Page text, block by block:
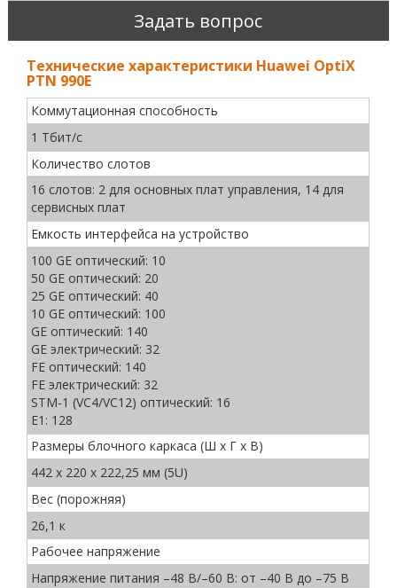
Задать вопрос
Технические характеристики Huawei OptiX
PTN 990E
Коммутационная способность
1 Тбит/с
Количество слотов
16 слотов: 2 для основных плат управления, 14 для
сервисных плат
Емкость интерфейса на устройство
100 GE оптический: 10
50 GE оптический: 20
25 GE оптический: 40
10 GE оптический: 100
GE оптический: 140
GE электрический: 32
FE оптический: 140
FE электрический: 32
STM-1 (VC4/VC12) оптический: 16
E1: 128
Размеры блочного каркаса (Ш x Г x В)
442 x 220 x 222,25 мм (5U)
Вес (порожняя)
26,1 к
Рабочее напряжение
Напряжение питания –48 В/–60 В: от –40 В до –75 В